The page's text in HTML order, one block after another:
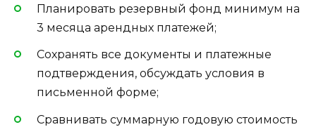
Планировать резервный фонд минимум на
3 месяца арендных платежей;
Сохранять все документы и платежные
подтверждения, обсуждать условия в
письменной форме;
Сравнивать суммарную годовую стоимость